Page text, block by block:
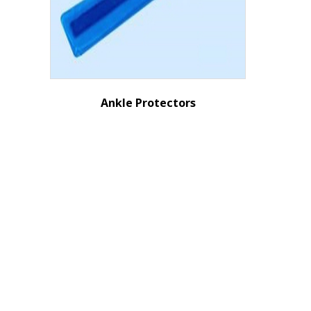
Ankle Protectors